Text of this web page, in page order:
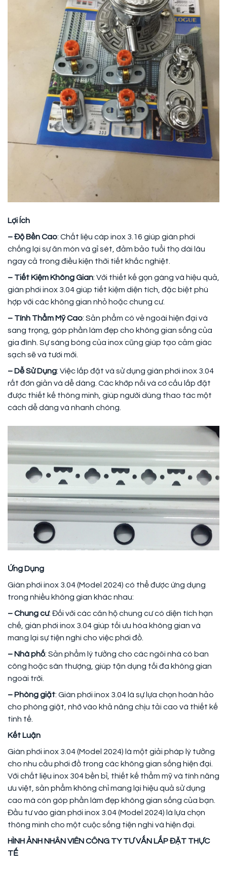
Lợi Ích
– Độ Bền Cao: Chất liệu cáp inox 3.16 giúp giàn phơi
chống lại sự ăn mòn và gỉ sét, đảm bảo tuổi thọ dài lâu
ngay cả trong điều kiện thời tiết khắc nghiệt.
– Tiết Kiệm Không Gian: Với thiết kế gọn gàng và hiệu quả,
giàn phơi inox 3.04 giúp tiết kiệm diện tích, đặc biệt phù
hợp với các không gian nhỏ hoặc chung cư.
– Tính Thẩm Mỹ Cao: Sản phẩm có vẻ ngoài hiện đại và
sang trọng, góp phần làm đẹp cho không gian sống của
gia đình. Sự sáng bóng của inox cũng giúp tạo cảm giác
sạch sẽ và tươi mới.
– Dễ Sử Dụng: Việc lắp đặt và sử dụng giàn phơi inox 3.04
rất đơn giản và dễ dàng. Các khớp nối và cơ cấu lắp đặt
được thiết kế thông minh, giúp người dùng thao tác một
cách dễ dàng và nhanh chóng.
Ứng Dụng
Giàn phơi inox 3.04 (Model 2024) có thể được ứng dụng
trong nhiều không gian khác nhau:
– Chung cư: Đối với các căn hộ chung cư có diện tích hạn
chế, giàn phơi inox 3.04 giúp tối ưu hóa không gian và
mang lại sự tiện nghi cho việc phơi đồ.
– Nhà phố: Sản phẩm lý tưởng cho các ngôi nhà có ban
công hoặc sân thượng, giúp tận dụng tối đa không gian
ngoài trời.
– Phòng giặt: Giàn phơi inox 3.04 là sự lựa chọn hoàn hảo
cho phòng giặt, nhờ vào khả năng chịu tải cao và thiết kế
tinh tế.
Kết Luận
Giàn phơi inox 3.04 (Model 2024) là một giải pháp lý tưởng
cho nhu cầu phơi đồ trong các không gian sống hiện đại.
Với chất liệu inox 304 bền bỉ, thiết kế thẩm mỹ và tính năng
ưu việt, sản phẩm không chỉ mang lại hiệu quả sử dụng
cao mà còn góp phần làm đẹp không gian sống của bạn.
Đầu tư vào giàn phơi inox 3.04 (Model 2024) là lựa chọn
thông minh cho một cuộc sống tiện nghi và hiện đại.
HÌNH ẢNH NHÂN VIÊN CÔNG TY TƯ VẤN LẮP ĐẶT THỰC
TẾ